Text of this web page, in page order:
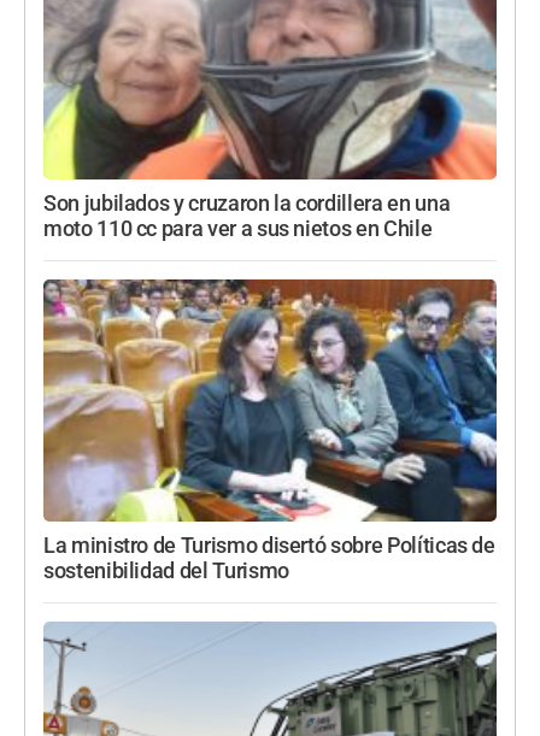
Son jubilados y cruzaron la cordillera en una
moto 110 cc para ver a sus nietos en Chile
La ministro de Turismo disertó sobre Políticas de
sostenibilidad del Turismo